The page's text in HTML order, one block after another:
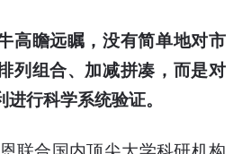
高瞻远瞩，没有简单地对市
列组合、加减拼凑，而是对
行科学系统验证。